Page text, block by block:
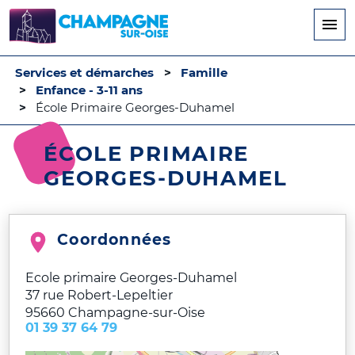
principal
Services et démarches
Famille
Enfance - 3-11 ans
École Primaire Georges-Duhamel
ÉCOLE PRIMAIRE
GEORGES-DUHAMEL
Coordonnées
Ecole primaire Georges-Duhamel
37 rue Robert-Lepeltier
95660 Champagne-sur-Oise
01 39 37 64 79